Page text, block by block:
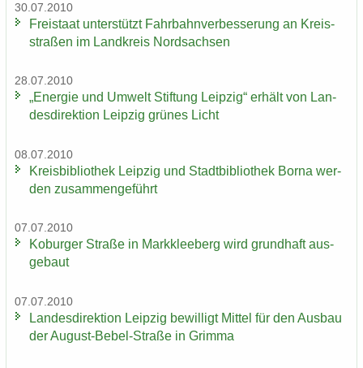
30.07.2010
Frei­staat un­ter­stützt Fahr­bahn­ver­bes­se­rung an Kreis­
stra­ßen im Land­kreis Nord­sach­sen
28.07.2010
„En­er­gie und Um­welt Stif­tung Leip­zig“ er­hält von Lan­
des­di­rek­ti­on Leip­zig grü­nes Licht
08.07.2010
Kreis­bi­blio­thek Leip­zig und Stadt­bi­blio­thek Borna wer­
den zu­sam­men­ge­führt
07.07.2010
Ko­bur­ger Stra­ße in Mark­klee­berg wird grund­haft aus­
ge­baut
07.07.2010
Lan­des­di­rek­ti­on Leip­zig be­wil­ligt Mit­tel für den Aus­bau
der August-​Bebel-Straße in Grim­ma